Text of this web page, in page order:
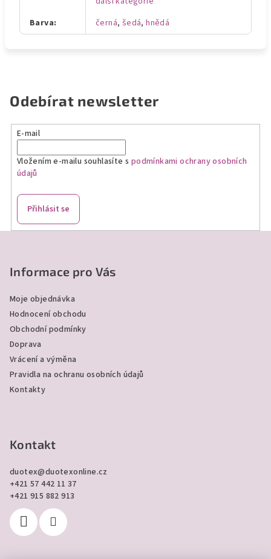
Barva: černá, šedá,hnědá
Odebírat newsletter
E-mail
Vložením e-mailu souhlasíte s podmínkami ochrany osobních
údajů
Přihlásit se
Informace pro Vás
Moje objednávka
Hodnocení obchodu
Obchodní podmínky
Doprava
Vrácení a výměna
Pravidla na ochranu osobních údajů
Kontakty
Kontakt
duotex@duotexonline.cz
+421 57 442 11 37
+421 915 882 913